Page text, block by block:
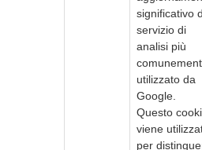
significativo
servizio di
analisi più
utilizzato da
Google.
Questo
viene
per